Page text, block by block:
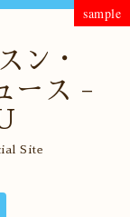
ン・
ース -
Site
sample